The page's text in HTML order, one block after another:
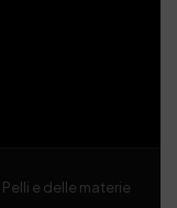
e delle materie